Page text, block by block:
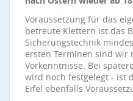
Voraussetzung für das
betreute Klettern ist das
Sicherungstechnik
ersten Terminen sind wir
Vorkenntnisse. Bei
wird noch festgelegt - ist
Eifel ebenfalls